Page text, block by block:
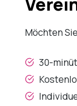
Möchten
30-